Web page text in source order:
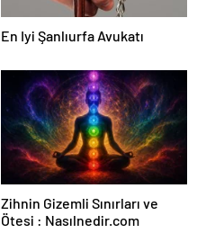
En Iyi Şanlıurfa Avukatı
Zihnin Gizemli Sınırları ve
Ötesi : Nasılnedir.com